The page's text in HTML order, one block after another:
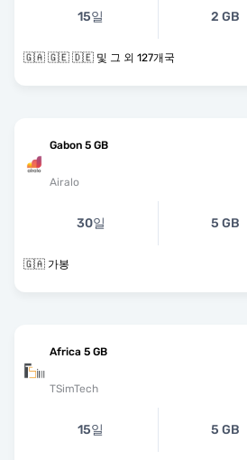
15일 2 GB
🇬🇦 🇬🇪 🇩🇪 및 그 외 127개국
Gabon 5 GB
Airalo
30일 5 GB
🇬🇦 가봉
Africa 5 GB
TSimTech
15일 5 GB